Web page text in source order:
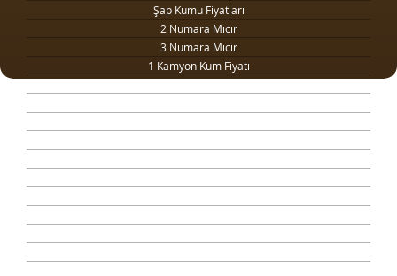
Şap Kumu Fiyatları
2 Numara Mıcır
3 Numara Mıcır
1 Kamyon Kum Fiyatı